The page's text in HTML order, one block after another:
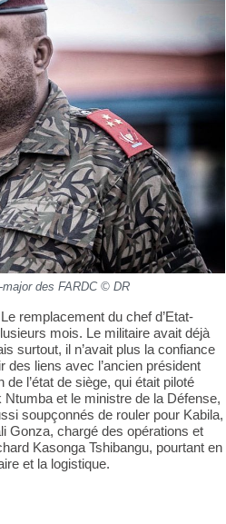
des FARDC © DR
remplacement du chef d’Etat-
mois. Le militaire avait déjà
surtout, il n’avait plus la confiance
des liens avec l’ancien président
l’état de siège, qui était piloté
et le ministre de la Défense,
soupçonnés de rouler pour Kabila,
Gonza, chargé des opérations et
Kasonga Tshibangu, pourtant en
et la logistique.